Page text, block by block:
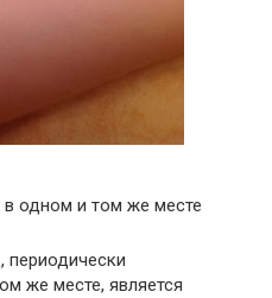
одном и том же месте
же месте, является